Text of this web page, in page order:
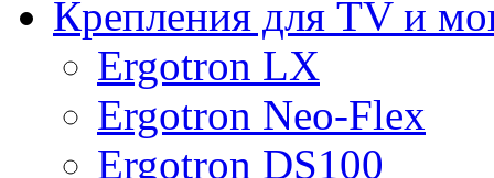
Крепления для TV и
Ergotron LX
Ergotron Neo-Flex
Ergotron DS100